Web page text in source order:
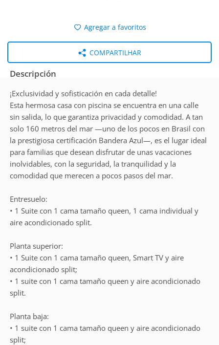
Agregar a favoritos
COMPARTILHAR
Descripción
¡Exclusividad y sofisticación en cada detalle!
Esta hermosa casa con piscina se encuentra en una calle
sin salida, lo que garantiza privacidad y comodidad. A tan
solo 160 metros del mar —uno de los pocos en Brasil con
la prestigiosa certificación Bandera Azul—, es el lugar ideal
para familias que desean disfrutar de unas vacaciones
inolvidables, con la seguridad, la tranquilidad y la
comodidad que merecen a pocos pasos del mar.
Entresuelo:
• 1 Suite con 1 cama tamaño queen, 1 cama individual y
aire acondicionado split.
Planta superior:
• 1 Suite con 1 cama tamaño queen, Smart TV y aire
acondicionado split;
• 1 suite con 1 cama tamaño queen y aire acondicionado
split.
Planta baja:
• 1 suite con 1 cama tamaño queen y aire acondicionado
split;